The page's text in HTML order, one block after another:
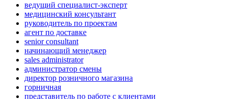
ведущий специалист-эксперт
медицинский консультант
руководитель по проектам
агент по доставке
senior consultant
начинающий менеджер
sales administrator
администратор смены
директор розничного магазина
горничная
представитель по работе с клиентами